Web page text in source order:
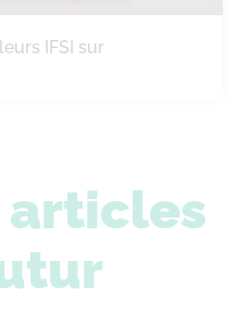
IFSI sur
articles